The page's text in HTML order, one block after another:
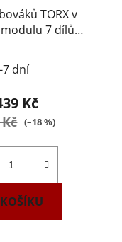
TORX v
7 dílů
7 dní
Kč
(–18 %)